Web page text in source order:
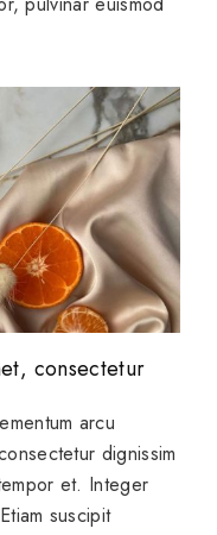
consectetur
arcu
dignissim
et. Integer
suscipit